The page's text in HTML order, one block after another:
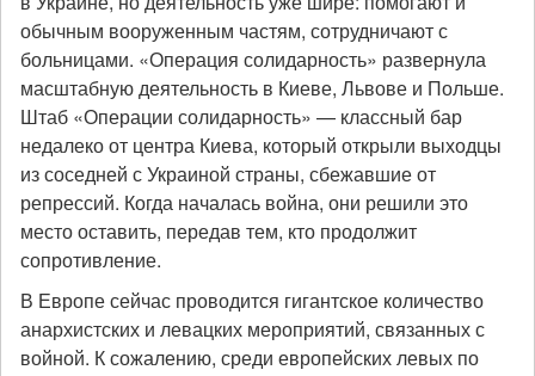
обычным вооруженным частям, сотрудничают с
больницами. «Операция солидарность» развернула
масштабную деятельность в Киеве, Львове и Польше.
Штаб «Операции солидарность» — классный бар
недалеко от центра Киева, который открыли выходцы
из соседней с Украиной страны, сбежавшие от
репрессий. Когда началась война, они решили это
место оставить, передав тем, кто продолжит
сопротивление.
В Европе сейчас проводится гигантское количество
анархистских и левацких мероприятий, связанных с
войной. К сожалению, среди европейских левых по